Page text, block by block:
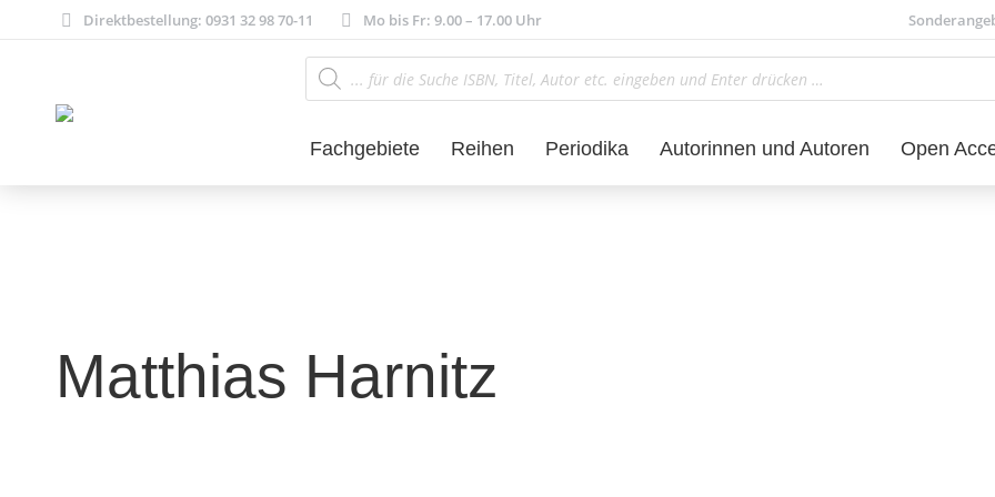
Direktbestellung: 0931 32 98 70-11 Mo bis Fr: 9.00 – 17.00 Uhr
Products
search
Fachgebiete Reihen Periodika Autorinnen und Autoren Open
Matthias Harnitz